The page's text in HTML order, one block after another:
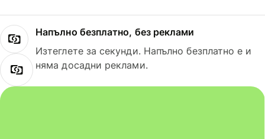
Напълно безплатно, без реклами
Изтеглете за секунди. Напълно безплатно е и
няма досадни реклами.